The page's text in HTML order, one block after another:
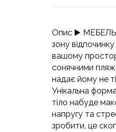
Опис ▶️
зону
вашому
сонячними
надає йому не
Унікальна
тіло набуде
напругу та
зробити, це